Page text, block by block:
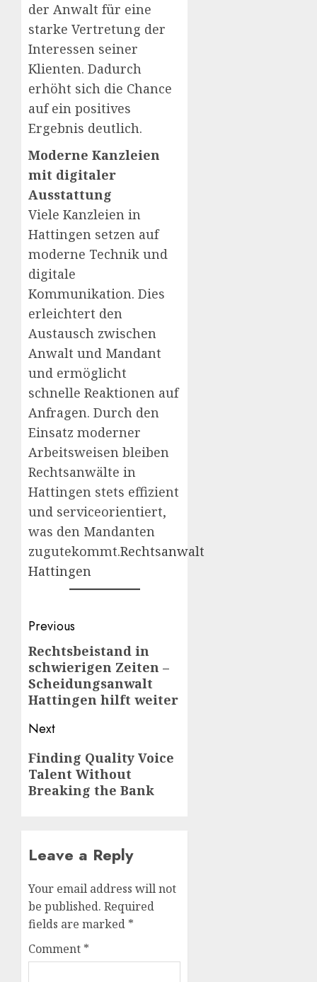
der Anwalt für eine
starke Vertretung der
Interessen seiner
Klienten. Dadurch
erhöht sich die Chance
auf ein positives
Ergebnis deutlich.
Moderne Kanzleien
mit digitaler
Ausstattung
Viele Kanzleien in
Hattingen setzen auf
moderne Technik und
digitale
Kommunikation. Dies
erleichtert den
Austausch zwischen
Anwalt und Mandant
und ermöglicht
schnelle Reaktionen auf
Anfragen. Durch den
Einsatz moderner
Arbeitsweisen bleiben
Rechtsanwälte in
Hattingen stets effizient
und serviceorientiert,
was den Mandanten
zugutekommt.Rechtsanwalt
Hattingen
Post
navigation
Previous
Previous
post:
Rechtsbeistand in
schwierigen Zeiten –
Scheidungsanwalt
Hattingen hilft weiter
Next
Next
post:
Finding Quality Voice
Talent Without
Breaking the Bank
Leave a Reply
Your email address will not
be published. Required
fields are marked *
Comment *